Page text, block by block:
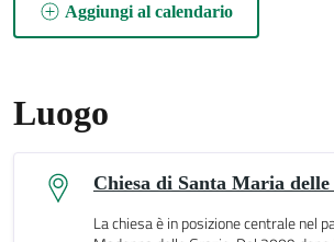
Aggiungi al calendario
Luogo
Chiesa di Santa Maria
La chiesa è in posizione centrale nel